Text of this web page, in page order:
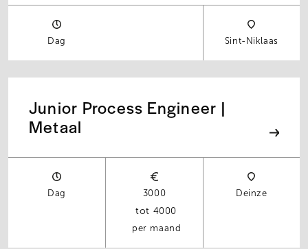
Dag Sint-Niklaas
Junior Process Engineer |
Metaal
Dag
3000
4000
per maand
Deinze